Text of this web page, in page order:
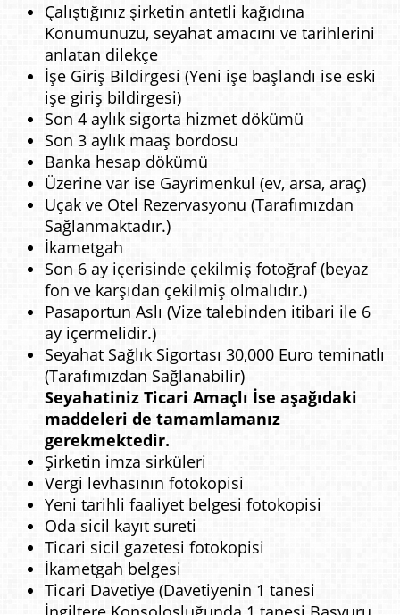
Çalıştığınız şirketin antetli kağıdına
Konumunuzu, seyahat amacını ve tarihlerini
anlatan dilekçe
İşe Giriş Bildirgesi (Yeni işe başlandı ise eski
işe giriş bildirgesi)
Son 4 aylık sigorta hizmet dökümü
Son 3 aylık maaş bordosu
Banka hesap dökümü
Üzerine var ise Gayrimenkul (ev, arsa, araç)
Uçak ve Otel Rezervasyonu (Tarafımızdan
Sağlanmaktadır.)
İkametgah
Son 6 ay içerisinde çekilmiş fotoğraf (beyaz
fon ve karşıdan çekilmiş olmalıdır.)
Pasaportun Aslı (Vize talebinden itibari ile 6
ay içermelidir.)
Seyahat Sağlık Sigortası 30,000 Euro teminatlı
(Tarafımızdan Sağlanabilir)
Seyahatiniz Ticari Amaçlı İse aşağıdaki
maddeleri de tamamlamanız
gerekmektedir.
Şirketin imza sirküleri
Vergi levhasının fotokopisi
Yeni tarihli faaliyet belgesi fotokopisi
Oda sicil kayıt sureti
Ticari sicil gazetesi fotokopisi
İkametgah belgesi
Ticari Davetiye (Davetiyenin 1 tanesi